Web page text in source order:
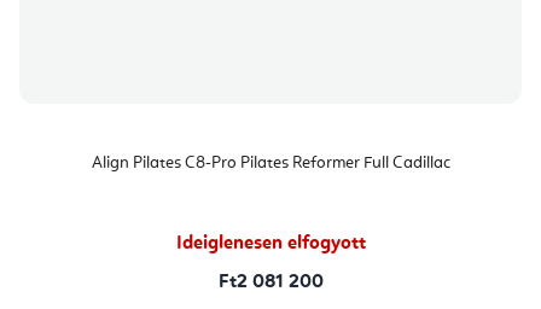
Align Pilates C8-Pro Pilates Reformer Full Cadillac
Ideiglenesen elfogyott
Ft2 081 200